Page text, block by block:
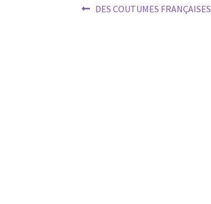
Post
Previous
DES COUTUMES FRANÇAISES